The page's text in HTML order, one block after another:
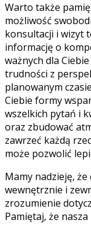
Warto także
możliwość
konsultacji i wizyt
informację o
ważnych dla
trudności z
planowanym
Ciebie formy
wszelkich pytań i
oraz zbudować
zawrzeć każdą
może pozwolić
Mamy nadzieję, że
wewnętrznie i
zrozumienie
Pamiętaj, że